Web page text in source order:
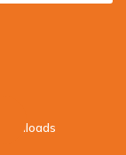
Downloads